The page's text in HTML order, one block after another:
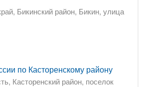
Бикинский район, Бикин, улица
по Касторенскому району
Касторенский район, поселок